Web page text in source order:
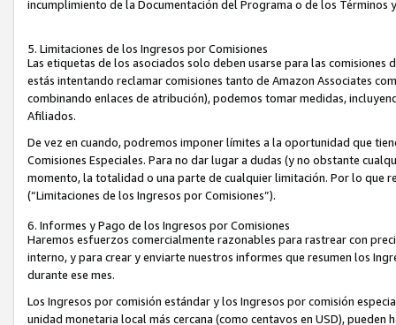
incumplimiento de la Documentación del Programa o de los Términos
5. Limitaciones de los Ingresos por Comisiones
Las etiquetas de los asociados solo deben usarse para las
estás intentando reclamar comisiones tanto de Amazon Associates
combinando enlaces de atribución), podemos tomar medidas,
Afiliados.
De vez en cuando, podremos imponer límites a la oportunidad que
Comisiones Especiales. Para no dar lugar a dudas (y no obstante
momento, la totalidad o una parte de cualquier limitación. Por lo que
(“Limitaciones de los Ingresos por Comisiones”).
6. Informes y Pago de los Ingresos por Comisiones
Haremos esfuerzos comercialmente razonables para rastrear con
interno, y para crear y enviarte nuestros informes que resumen los
durante ese mes.
Los Ingresos por comisión estándar y los Ingresos por comisión
unidad monetaria local más cercana (como centavos en USD),